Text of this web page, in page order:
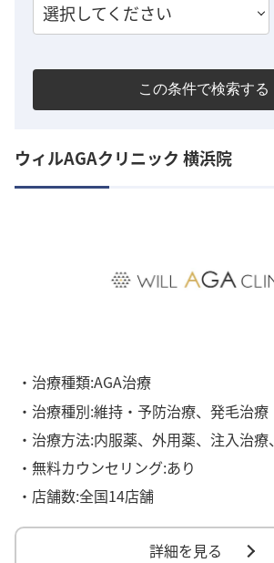
選択してください
この条件で検索する
ウィルAGAクリニック 横浜院
・治療種類:AGA治療
・治療種別:維持・予防治療、発毛治療
・治療方法:内服薬、外用薬、注入治
・無料カウンセリング:あり
・店舗数:全国14店舗
詳細を見る